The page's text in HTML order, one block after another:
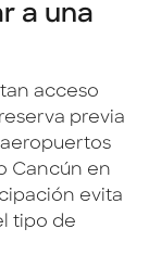
a una
acceso
previa
Cancún en
evita
tipo de